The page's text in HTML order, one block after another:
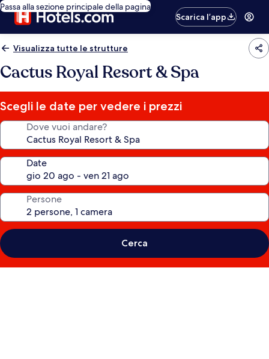
Passa alla sezione principale della pagina
Scarica l’app
Visualizza tutte le strutture
Cactus Royal Resort & Spa
Scegli le date per vedere i prezzi
Dove vuoi andare?
Date
Persone
Cerca